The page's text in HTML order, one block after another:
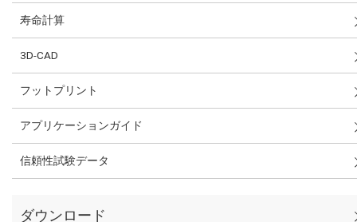
寿命計算
3D-CAD
フットプリント
アプリケーションガイド
信頼性試験データ
ダウンロード